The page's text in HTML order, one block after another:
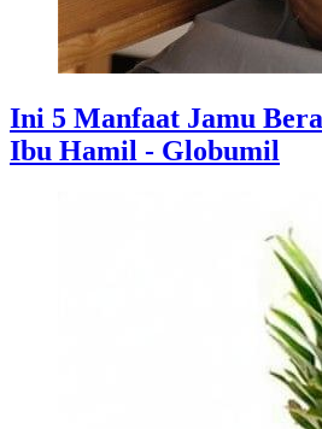
Ini 5 Manfaat Jamu
Ibu Hamil - Globumil